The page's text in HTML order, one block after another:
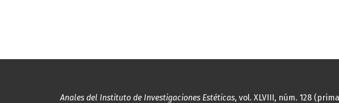
Anales del Instituto de Investigaciones Estéticas, vol. XLVIII, núm. 128